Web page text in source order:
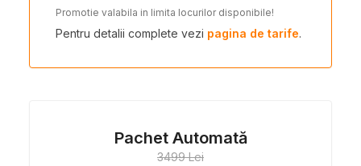
Promotie valabila in limita locurilor disponibile!
Pentru detalii complete vezi pagina de tarife.
Pachet Automată
3499 Lei